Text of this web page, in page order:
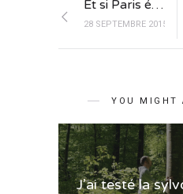
Et si Paris était une rue ?
28 SEPTEMBRE 2015
YOU MIGHT
J’ai testé la